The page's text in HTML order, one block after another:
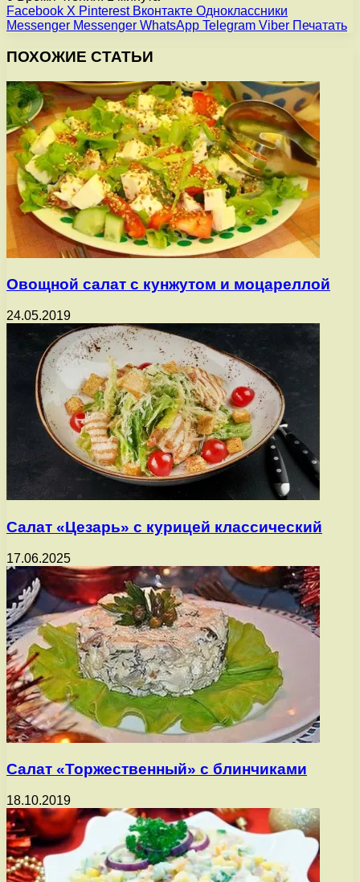
Facebook X Pinterest Вконтакте Одноклассники
Messenger Messenger WhatsApp Telegram Viber Печатать
ПОХОЖИЕ СТАТЬИ
Овощной салат с кунжутом и моцареллой
24.05.2019
Салат «Цезарь» с курицей классический
17.06.2025
Салат «Торжественный» с блинчиками
18.10.2019